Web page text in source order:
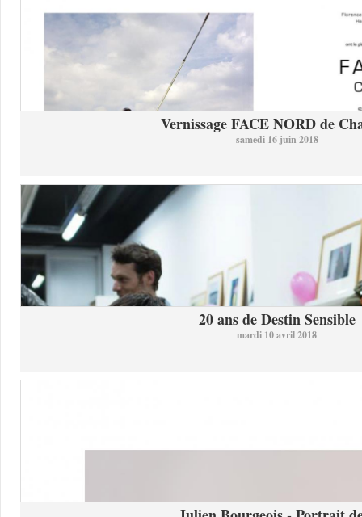
Vernissage FACE NORD de
samedi 16 juin 2018
20 ans de Destin Sensible
mardi 10 avril 2018